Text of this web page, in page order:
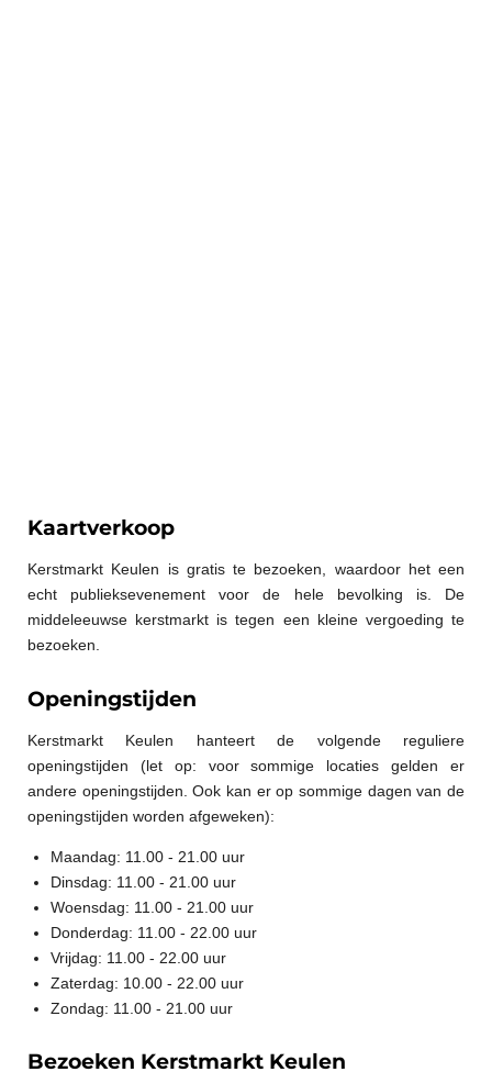
Kaartverkoop
Kerstmarkt Keulen is gratis te bezoeken, waardoor het een
echt publieksevenement voor de hele bevolking is. De
middeleeuwse kerstmarkt is tegen een kleine vergoeding te
bezoeken.
Openingstijden
Kerstmarkt Keulen hanteert de volgende reguliere
openingstijden (let op: voor sommige locaties gelden er
andere openingstijden. Ook kan er op sommige dagen van de
openingstijden worden afgeweken):
Maandag: 11.00 - 21.00 uur
Dinsdag: 11.00 - 21.00 uur
Woensdag: 11.00 - 21.00 uur
Donderdag: 11.00 - 22.00 uur
Vrijdag: 11.00 - 22.00 uur
Zaterdag: 10.00 - 22.00 uur
Zondag: 11.00 - 21.00 uur
Bezoeken Kerstmarkt Keulen